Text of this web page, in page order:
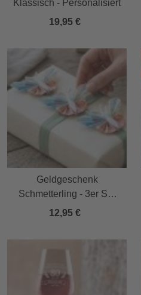
Klassisch - Personalisiert
19,95 €
Geldgeschenk
Schmetterling - 3er Set
Geschenkverpackung für
12,95 €